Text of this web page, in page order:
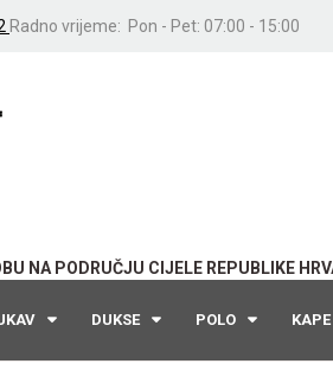
Radno vrijeme: Pon - Pet: 07:00 - 15:00
NA PODRUČJU CIJELE REPUBLIKE
DUKSE POLO KAPE